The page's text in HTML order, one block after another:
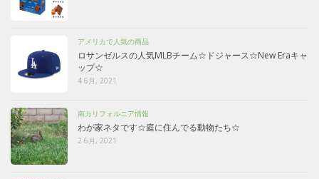
アメリカで人気の商品
ロサンゼルスの人気MLBチーム☆ドジャース☆New Eraキャ
ップ☆
4 6月, 2021
南カリフォルニア情報
わが家ネタです☆庭に住んでる動物たち☆
2 6月, 2021